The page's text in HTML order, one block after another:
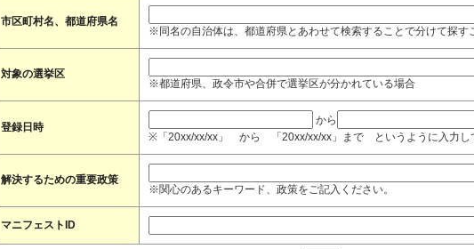
市区町村名、都道府県名
※同名の自治体は、都道府県とあわせて検索することで分けて探す
対象の選挙区
※都道府県、政令市や合併で選挙区が分かれている場合
登録日時
から
※「20xx/xx/xx」 から 「20xx/xx/xx」まで というように入力し
解決するための重要政策
※関心のあるキーワード、政策をご記入ください。
マニフェストID